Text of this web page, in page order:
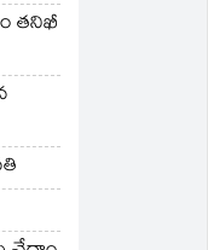
తనిఖీ